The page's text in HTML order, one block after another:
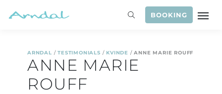
BOOKING
ARNDAL /TESTIMONIALS / KVINDE /ANNE MARIE ROUFF
ANNE MARIE
ROUFF